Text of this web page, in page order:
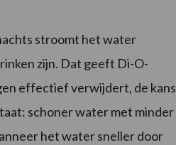
stroomt het water
zijn. Dat geeft Di-O-
effectief verwijdert, de kans
schoner water met minder
het water sneller door